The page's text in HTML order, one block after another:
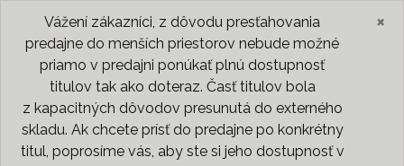
Vážení zákazníci, z dôvodu presťahovania
predajne do menších priestorov nebude možné
priamo v predajni ponúkať plnú dostupnosť
titulov tak ako doteraz. Časť titulov bola
z kapacitných dôvodov presunutá do externého
skladu. Ak chcete prísť do predajne po konkrétny
titul, poprosíme vás, aby ste si jeho dostupnosť v
×